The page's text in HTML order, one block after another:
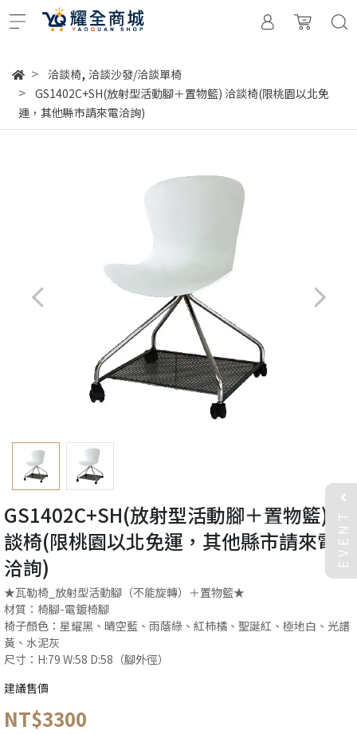
洽談椅, 洽談沙發/洽談單椅
GS1402C+SH(放射型活動腳＋置物籃) 洽談椅(限桃園以北免
運，其他縣市請來電洽詢)
GS1402C+SH(放射型活動腳＋置物籃) 洽
談椅(限桃園以北免運，其他縣市請來電
洽詢)
★瓦勒椅_放射型活動腳（不能旋轉）＋置物籃★
材質：椅腳-電鍍椅腳
椅子顏色：星耀黑、晴空藍、雨蔭綠、紅柿橘、聖誕紅、極地白、光譜
黃、水泥灰
尺寸：H:79 W:58 D:58（腳外徑）
建議售價
NT$3300
EVENT